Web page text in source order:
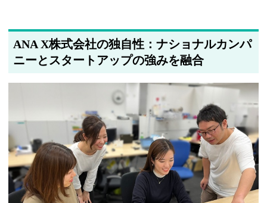
ANA X株式会社の独自性：ナショナルカンパ
ニーとスタートアップの強みを融合